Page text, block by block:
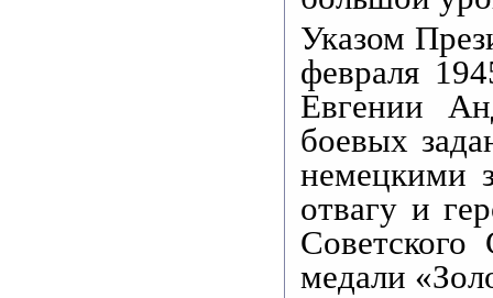
Указом
февраля
Евгении
боевых
немецкими
отвагу и
медали